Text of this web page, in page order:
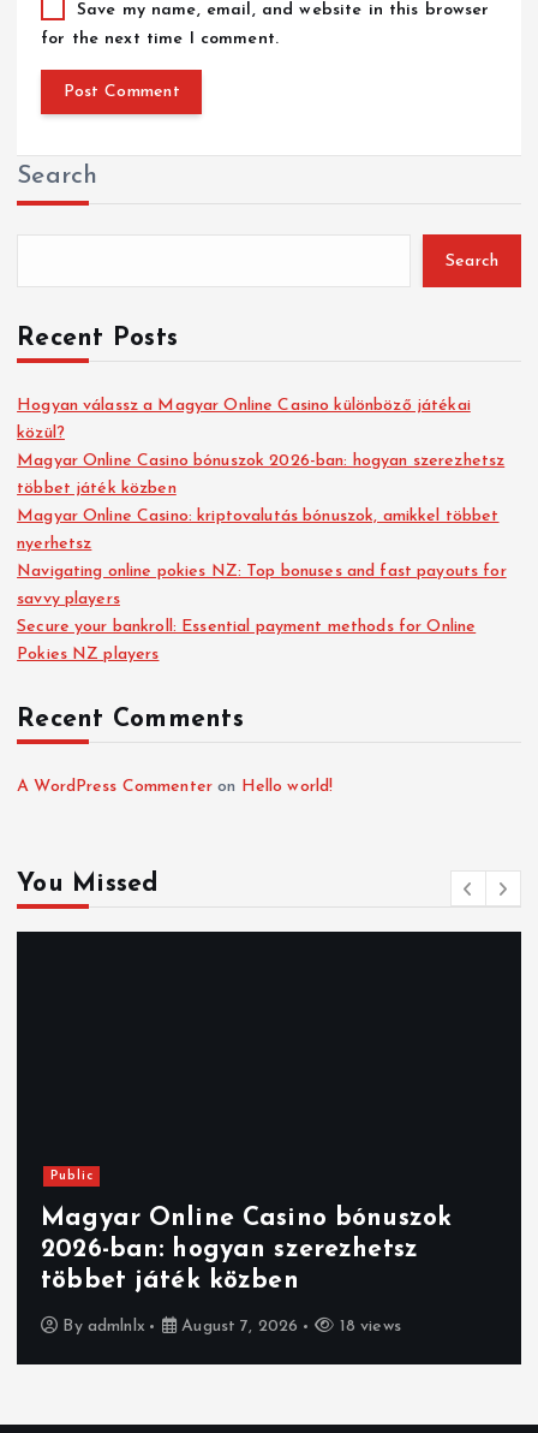
Save my name, email, and website in this browser
for the next time I comment.
Search
Search
Recent Posts
Hogyan válassz a Magyar Online Casino különböző játékai
közül?
Magyar Online Casino bónuszok 2026-ban: hogyan szerezhetsz
többet játék közben
Magyar Online Casino: kriptovalutás bónuszok, amikkel többet
nyerhetsz
Navigating online pokies NZ: Top bonuses and fast payouts for
savvy players
Secure your bankroll: Essential payment methods for Online
Pokies NZ players
Recent Comments
A WordPress Commenter on Hello world!
You Missed
Public
Magyar Online Casino bónuszok
2026-ban: hogyan szerezhetsz
többet játék közben
By admlnlx August 7, 2026 18 views